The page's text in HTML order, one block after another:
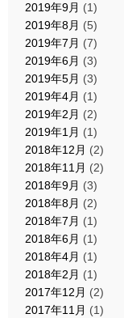
2019年9月 (1)
2019年8月 (5)
2019年7月 (7)
2019年6月 (3)
2019年5月 (3)
2019年4月 (1)
2019年2月 (2)
2019年1月 (1)
2018年12月 (2)
2018年11月 (2)
2018年9月 (3)
2018年8月 (2)
2018年7月 (1)
2018年6月 (1)
2018年4月 (1)
2018年2月 (1)
2017年12月 (2)
2017年11月 (1)